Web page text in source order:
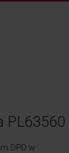
PL63560
DPD w